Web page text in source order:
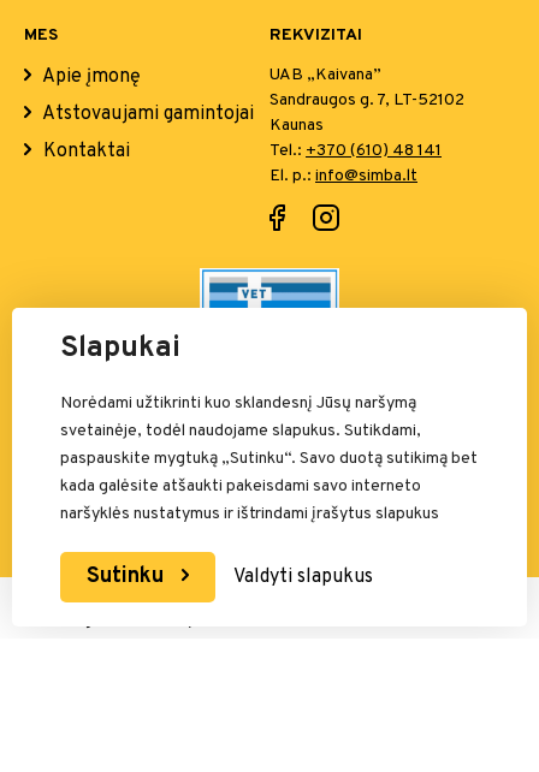
MES
Apie įmonę
Atstovaujami gamintojai
Kontaktai
REKVIZITAI
UAB „Kaivana”
Sandraugos g. 7, LT-52102
Kaunas
Tel.: +370 (610) 48 141
El. p.: info@simba.lt
Valstybinė maisto irveterinarijos tarnyba
Siesikų g. 19 LT-07170 Vilnius
8 800 40 403
info@vmvt.lt, www.vmvt.lt
Slapukai
Norėdami užtikrinti kuo sklandesnį Jūsų naršymą
svetainėje, todėl naudojame slapukus. Sutikdami,
paspauskite mygtuką „Sutinku“. Savo duotą sutikimą bet
kada galėsite atšaukti pakeisdami savo interneto
naršyklės nustatymus ir ištrindami įrašytus slapukus
Sutinku Valdyti slapukus